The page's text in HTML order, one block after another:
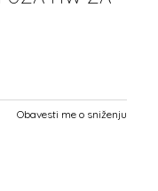
Obavesti me o sniženju